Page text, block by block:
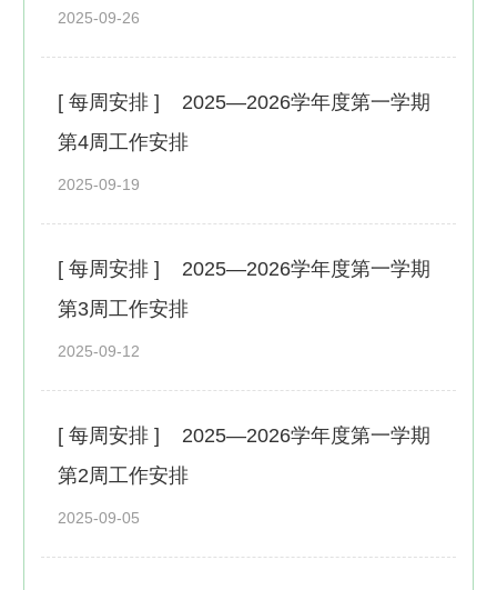
2025-09-26
[ 每周安排 ]
2025—2026学年度第一学期
第4周工作安排
2025-09-19
[ 每周安排 ]
2025—2026学年度第一学期
第3周工作安排
2025-09-12
[ 每周安排 ]
2025—2026学年度第一学期
第2周工作安排
2025-09-05